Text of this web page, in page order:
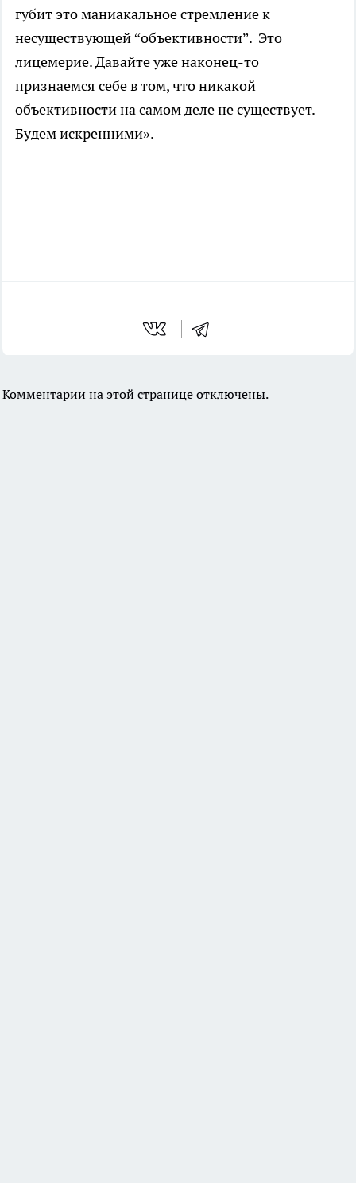
губит это маниакальное стремление к
несуществующей “объективности”. Это
лицемерие. Давайте уже наконец-то
признаемся себе в том, что никакой
объективности на самом деле не существует.
Будем искренними».
Комментарии на этой странице отключены.